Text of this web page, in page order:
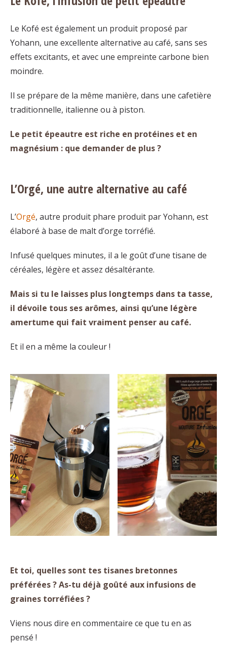
Le Kofé est également un produit proposé par
Yohann, une excellente alternative au café, sans ses
effets excitants, et avec une empreinte carbone bien
moindre.
Il se prépare de la même manière, dans une cafetière
traditionnelle, italienne ou à piston.
Le petit épeautre est riche en protéines et en
magnésium : que demander de plus ?
L’Orgé, une autre alternative au café
L’Orgé, autre produit phare produit par Yohann, est
élaboré à base de malt d’orge torréfié.
Infusé quelques minutes, il a le goût d’une tisane de
céréales, légère et assez désaltérante.
Mais si tu le laisses plus longtemps dans ta tasse,
il dévoile tous ses arômes, ainsi qu’une légère
amertume qui fait vraiment penser au café.
Et il en a même la couleur !
Et toi, quelles sont tes tisanes bretonnes
préférées ? As-tu déjà goûté aux infusions de
graines torréfiées ?
Viens nous dire en commentaire ce que tu en as
pensé !